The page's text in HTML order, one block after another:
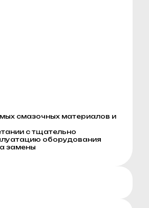
смазочных материалов и
с тщательно
оборудования
замены